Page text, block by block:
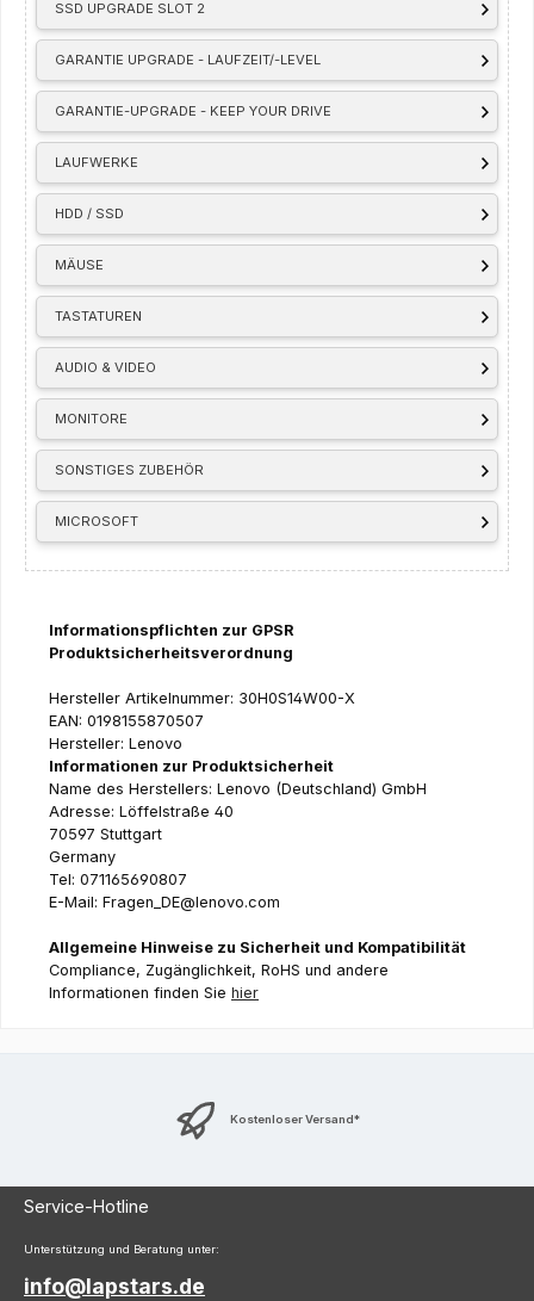
SSD UPGRADE SLOT 2
GARANTIE UPGRADE - LAUFZEIT/-LEVEL
GARANTIE-UPGRADE - KEEP YOUR DRIVE
LAUFWERKE
HDD / SSD
MÄUSE
TASTATUREN
AUDIO & VIDEO
MONITORE
SONSTIGES ZUBEHÖR
MICROSOFT
Informationspflichten zur GPSR
Produktsicherheitsverordnung
Hersteller Artikelnummer: 30H0S14W00-X
EAN: 0198155870507
Hersteller: Lenovo
Informationen zur Produktsicherheit
Name des Herstellers: Lenovo (Deutschland) GmbH
Adresse: Löffelstraße 40
70597 Stuttgart
Germany
Tel: 071165690807
E-Mail: Fragen_DE@lenovo.com
Allgemeine Hinweise zu Sicherheit und Kompatibilität
Compliance, Zugänglichkeit, RoHS und andere
Informationen finden Sie hier
Kostenloser Versand*
Service-Hotline
Unterstützung und Beratung unter:
info@lapstars.de